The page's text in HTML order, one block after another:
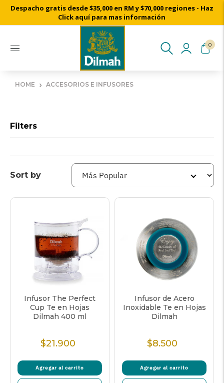
Despacho gratis desde $35,000 en RM y $70,000 regiones - Haz
Click aquí para mas información
0
HOME › ACCESORIOS E INFUSORES
Filters
Sort by
Infusor The Perfect
Cup Te en Hojas
Dilmah 400 ml
Precio
$21.900
Agregar al carrito
Infusor de Acero
Inoxidable Te en Hojas
Dilmah
Precio
$8.500
Agregar al carrito